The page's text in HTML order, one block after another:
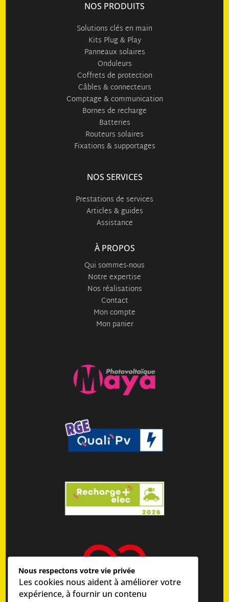
NOS PRODUITS
Solutions clés en main
Kits Plug & Play
Panneaux solaires
Onduleurs
Coffrets de protection
Câbles & connecteurs
Comptage & communication
Bornes de recharge
Batteries
Routeurs solaires
Fixations & supportages
NOS SERVICES
Prestations de services
Articles & guides
Assistance
À PROPOS
Qui sommes-nous
Notre expertise
Nos réalisations
Contact
Mon compte
Mon panier
Nous respectons votre vie privée
Les cookies nous aident à améliorer votre
expérience, à fournir un contenu